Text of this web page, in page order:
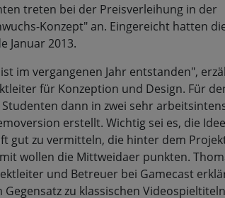
treten bei der Preisverleihung in der
Konzept" an. Eingereicht hatten
Januar 2013.
im vergangenen Jahr entstanden",
für Konzeption und Design. Für
dann in zwei sehr
erstellt. Wichtig sei es, die
gut zu vermitteln, die hinter dem
wollen die Mittweidaer punkten.
und Betreuer bei Gamecast
zu klassischen